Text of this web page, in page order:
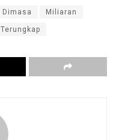
Dimasa Miliaran
Terungkap